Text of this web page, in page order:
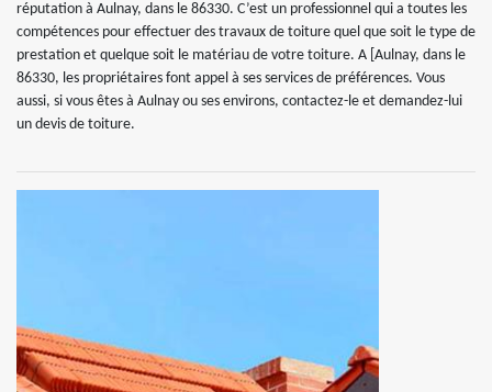
réputation à Aulnay, dans le 86330. C’est un professionnel qui a toutes les
compétences pour effectuer des travaux de toiture quel que soit le type de
prestation et quelque soit le matériau de votre toiture. A [Aulnay, dans le
86330, les propriétaires font appel à ses services de préférences. Vous
aussi, si vous êtes à Aulnay ou ses environs, contactez-le et demandez-lui
un devis de toiture.